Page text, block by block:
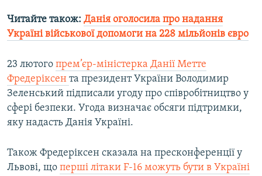
Читайте також: Данія оголосила про надання
Україні військової допомоги на 228 мільйонів євро
23 лютого прем’єр-міністерка Данії Метте
Фредеріксен та президент України Володимир
Зеленський підписали угоду про співробітництво у
сфері безпеки. Угода визначає обсяги підтримки,
яку надасть Данія Україні.
Також Фредеріксен сказала на пресконференції у
Львові, що перші літаки F-16 можуть бути в Україні